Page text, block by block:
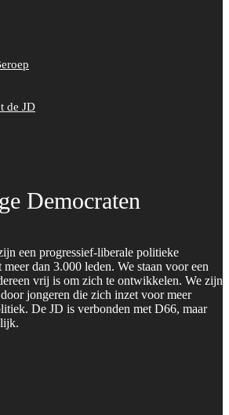
de JD
Democraten
een progressief-liberale politieke
dan 3.000 leden. We staan voor een
vrij is om zich te ontwikkelen. We zijn
jongeren die zich inzet voor meer
De JD is verbonden met D66, maar